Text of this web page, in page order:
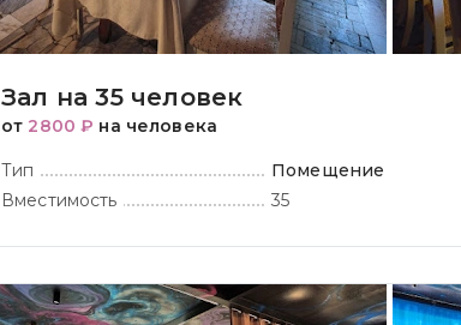
Зал на 35 человек
от 2800 ₽ на человека
Тип
Помещение
Вместимость
35